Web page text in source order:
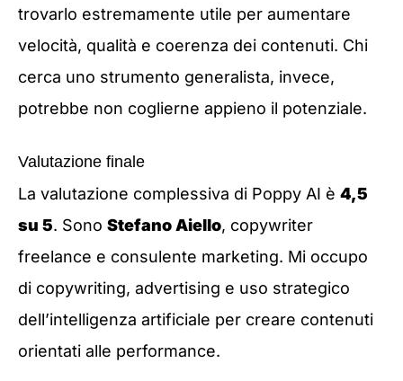
trovarlo estremamente utile per aumentare
velocità, qualità e coerenza dei contenuti. Chi
cerca uno strumento generalista, invece,
potrebbe non coglierne appieno il potenziale.
Valutazione finale
La valutazione complessiva di Poppy AI è 4,5
su 5. Sono Stefano Aiello, copywriter
freelance e consulente marketing. Mi occupo
di copywriting, advertising e uso strategico
dell’intelligenza artificiale per creare contenuti
orientati alle performance.